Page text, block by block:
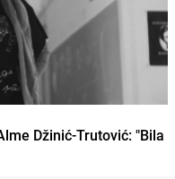
Džinić-Trutović: "Bila